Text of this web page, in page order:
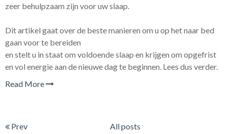
zeer behulpzaam zijn voor uw slaap.
Dit artikel gaat over de beste manieren om u op het naar bed
gaan voor te bereiden
en stelt u in staat om voldoende slaap en krijgen om opgefrist
en vol energie aan de nieuwe dag te beginnen. Lees dus verder.
Read More
Prev All posts